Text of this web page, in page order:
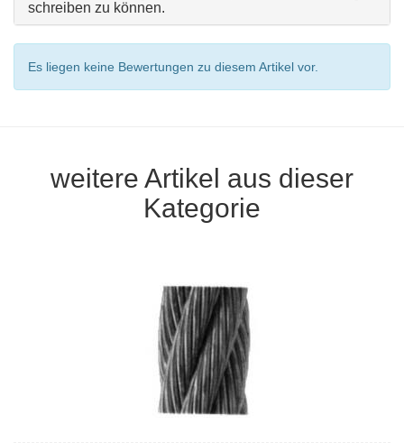
schreiben zu können.
Es liegen keine Bewertungen zu diesem Artikel vor.
weitere Artikel aus dieser
Kategorie